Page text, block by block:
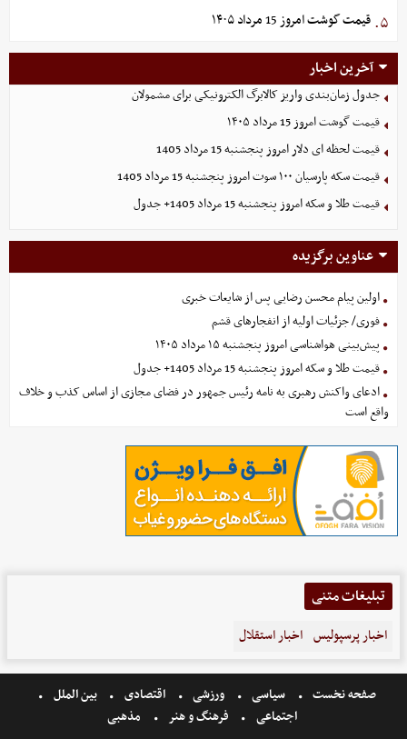
۵. قیمت گوشت امروز 15 مرداد ۱۴۰۵
آخرین اخبار
جدول زمان‌بندی واریز کالابرگ الکترونیکی برای مشمولان
قیمت گوشت امروز 15 مرداد ۱۴۰۵
قیمت لحظه ای دلار امروز پنجشنبه 15 مرداد 1405
قیمت سکه پارسیان ۱۰۰ سوت امروز پنجشنبه 15 مرداد 1405
قیمت طلا و سکه امروز پنجشنبه 15 مرداد 1405+ جدول
عناوین برگزیده
اولین پیام محسن رضایی پس از شایعات خبری
فوری/ جزئیات اولیه از انفجارهای قشم
پیش‌بینی هواشناسی امروز پنجشنبه ۱۵ مرداد ۱۴۰۵
قیمت طلا و سکه امروز پنجشنبه 15 مرداد 1405+ جدول
ادعای واکنش رهبری به نامه رئیس جمهور در فضای مجازی از اساس کذب و خلاف
واقع است
تبلیغات متنی
اخبار پرسپولیس اخبار استقلال
صفحه نخست سیاسی ورزشی اقتصادی
بین الملل
اجتماعی
فرهنگ و هنر مذهبی